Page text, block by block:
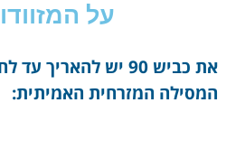
על
את כביש 90 יש להאריך
המסילה המזרחית האמיתית: